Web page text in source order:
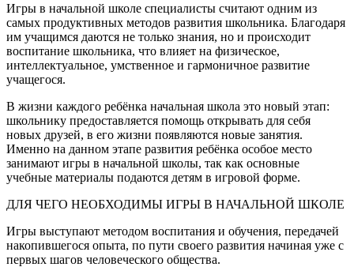
Игры в начальной школе специалисты считают одним из
самых продуктивных методов развития школьника. Благодаря
им учащимся даются не только знания, но и происходит
воспитание школьника, что влияет на физическое,
интеллектуальное, умственное и гармоничное развитие
учащегося.
В жизни каждого ребёнка начальная школа это новый этап:
школьнику предоставляется помощь открывать для себя
новых друзей, в его жизни появляются новые занятия.
Именно на данном этапе развития ребёнка особое место
занимают игры в начальной школы, так как основные
учебные материалы подаются детям в игровой форме.
ДЛЯ ЧЕГО НЕОБХОДИМЫ ИГРЫ В НАЧАЛЬНОЙ ШКОЛЕ
Игры выступают методом воспитания и обучения, передачей
накопившегося опыта, по пути своего развития начиная уже с
первых шагов человеческого общества.